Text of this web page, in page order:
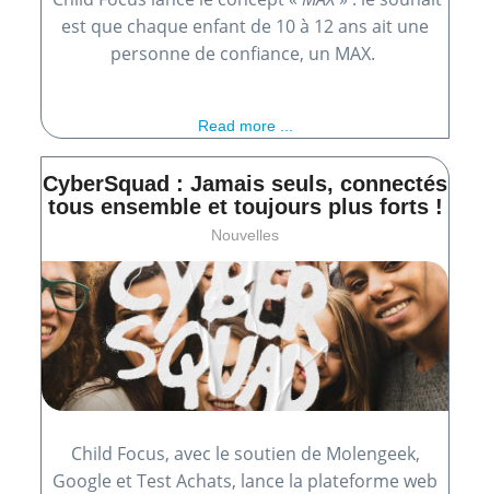
est que chaque enfant de 10 à 12 ans ait une
personne de confiance, un MAX.
Read more ...
CyberSquad : Jamais seuls, connectés
tous ensemble et toujours plus forts !
Nouvelles
Child Focus, avec le soutien de Molengeek,
Google et Test Achats, lance la plateforme web